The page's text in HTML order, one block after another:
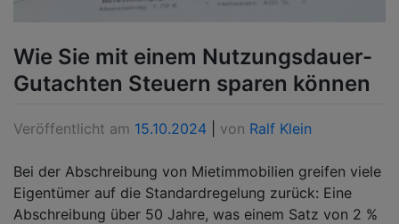
Wie Sie mit einem Nutzungsdauer-
Gutachten Steuern sparen können
Veröffentlicht am 15.10.2024 von Ralf Klein
Bei der Abschreibung von Mietimmobilien greifen viele
Eigentümer auf die Standardregelung zurück: Eine
Abschreibung über 50 Jahre, was einem Satz von 2 %